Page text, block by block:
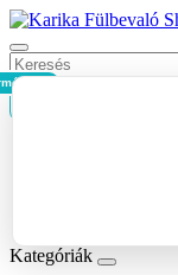
- 0Ft
Kategóriák